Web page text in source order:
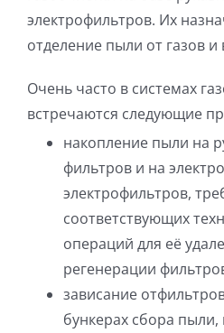
электрофильтров. Их
отделение пыли от газов и
Очень часто в системах
встречаются следующие
накопление пыли на
фильтров и на
электрофильтров,
соответствующих
операций для её
регенерации
зависание
бункерах сбора